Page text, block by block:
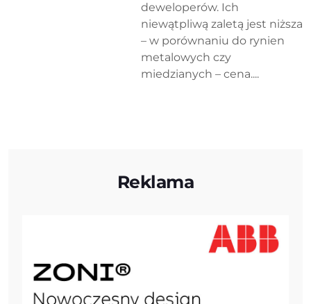
deweloperów. Ich
niewątpliwą zaletą jest niższa
– w porównaniu do rynien
metalowych czy
miedzianych – cena....
Reklama